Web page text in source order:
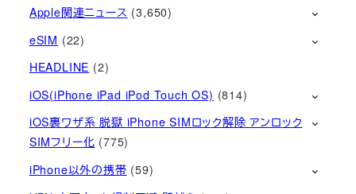
Apple関連ニュース (3,650)
eSIM (22)
HEADLINE (2)
iOS(iPhone iPad iPod Touch OS) (814)
iOS裏ワザ系 脱獄 iPhone SIMロック解除 アンロック
SIMフリー化 (775)
iPhone以外の携帯 (59)